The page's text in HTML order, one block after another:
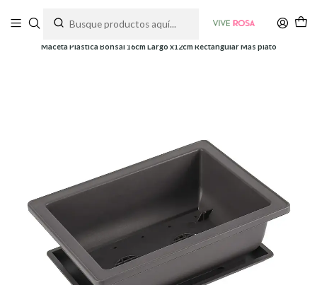
Maceta Plástica Bonsái 16cm Largo x12cm Rectangular Más plato